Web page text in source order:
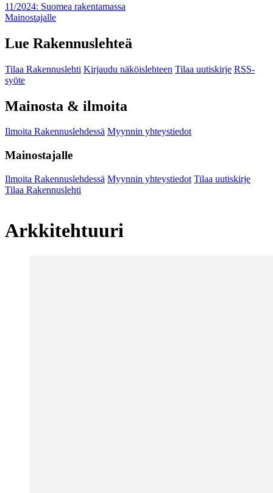
11/2024: Suomea rakentamassa
Mainostajalle
Lue Rakennuslehteä
Tilaa Rakennuslehti Kirjaudu näköislehteen Tilaa uutiskirje RSS-
syöte
Mainosta & ilmoita
Ilmoita Rakennuslehdessä Myynnin yhteystiedot
Mainostajalle
Ilmoita Rakennuslehdessä Myynnin yhteystiedot Tilaa uutiskirje
Tilaa Rakennuslehti
Arkkitehtuuri